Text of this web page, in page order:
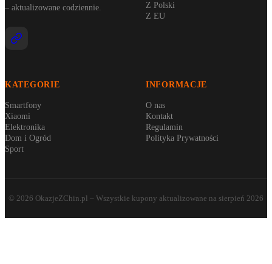
– aktualizowane codziennie.
Z Polski
Z EU
KATEGORIE
Smartfony
Xiaomi
Elektronika
Dom i Ogród
Sport
INFORMACJE
O nas
Kontakt
Regulamin
Polityka Prywatności
© 2026 OkazjeZChin.pl – Wszystkie kupony aktualizowane na sierpień 2026